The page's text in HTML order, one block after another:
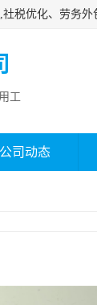
工
公司动态